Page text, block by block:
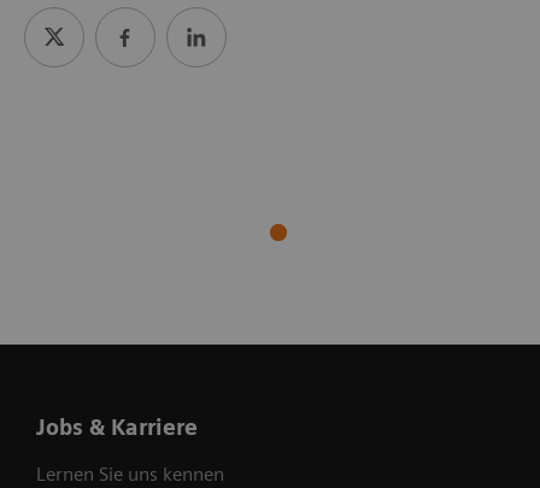
Jobs & Karriere
Lernen Sie uns kennen